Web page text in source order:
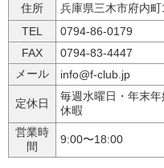
住所
兵庫県三木市府内町
TEL
0794-86-0179
FAX
0794-83-4447
メール
info@f-club.jp
定休日
毎週水曜日・年末
休暇
営業時
間
9:00〜18:00